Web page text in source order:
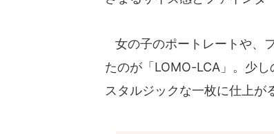
女の子のポートレートや、
たのが「LOMO-LCA」。少
スタルジックな一枚に仕上が